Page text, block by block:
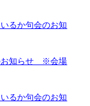
るか句会のお知
お知らせ ※会場
るか句会のお知